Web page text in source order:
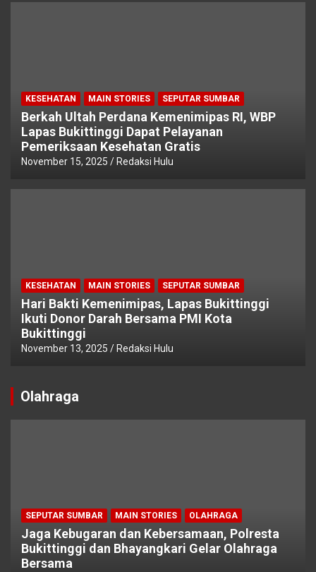
KESEHATAN MAIN STORIES SEPUTAR SUMBAR
Berkah Ultah Perdana Kemenimipas RI, WBP
Lapas Bukittinggi Dapat Pelayanan
Pemeriksaan Kesehatan Gratis
November 15, 2025 Redaksi Hulu
KESEHATAN MAIN STORIES SEPUTAR SUMBAR
Hari Bakti Kemenimipas, Lapas Bukittinggi
Ikuti Donor Darah Bersama PMI Kota
Bukittinggi
November 13, 2025 Redaksi Hulu
Olahraga
SEPUTAR SUMBAR MAIN STORIES OLAHRAGA
Jaga Kebugaran dan Kebersamaan, Polresta
Bukittinggi dan Bhayangkari Gelar Olahraga
Bersama